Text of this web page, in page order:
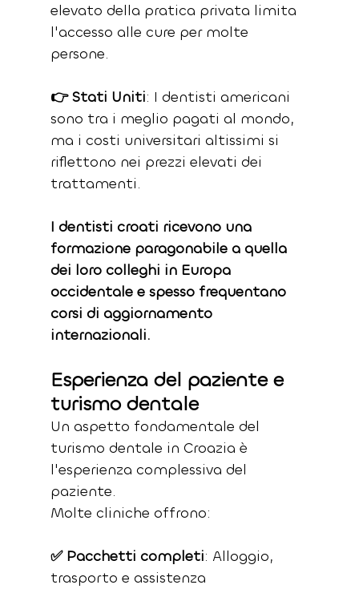
elevato della pratica privata limita
l'accesso alle cure per molte
persone.
👉 Stati Uniti: I dentisti americani
sono tra i meglio pagati al mondo,
ma i costi universitari altissimi si
riflettono nei prezzi elevati dei
trattamenti.
I dentisti croati ricevono una
formazione paragonabile a quella
dei loro colleghi in Europa
occidentale e spesso frequentano
corsi di aggiornamento
internazionali.
Esperienza del paziente e
turismo dentale
Un aspetto fondamentale del
turismo dentale in Croazia è
l'esperienza complessiva del
paziente.
Molte cliniche offrono:
✅ Pacchetti completi: Alloggio,
trasporto e assistenza